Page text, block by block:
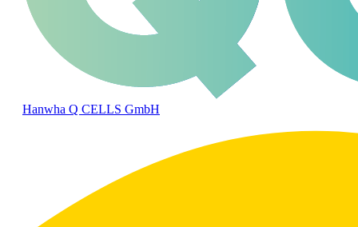
Hanwha Q CELLS GmbH